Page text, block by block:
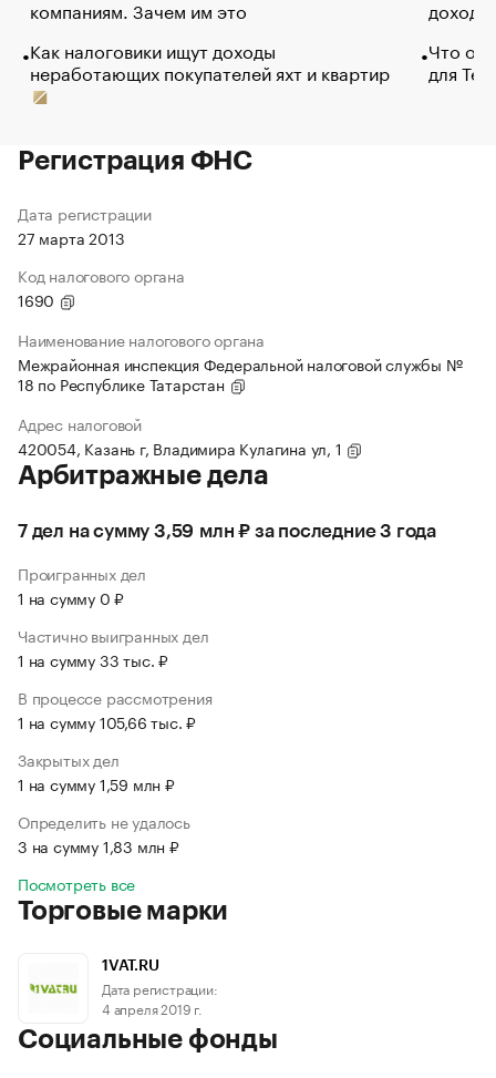
компаниям. Зачем им это
Как налоговики ищут доходы
неработающих покупателей яхт и квартир
Что
для
Регистрация ФНС
Дата регистрации
27 марта 2013
Код налогового органа
1690
Наименование налогового органа
Межрайонная инспекция Федеральной налоговой службы №
18 по Республике Татарстан
Адрес налоговой
420054, Казань г, Владимира Кулагина ул, 1
Арбитражные дела
7 дел на сумму 3,59 млн ₽ за последние 3 года
Проигранных дел
1 на сумму 0 ₽
Частично выигранных дел
1 на сумму 33 тыс. ₽
В процессе рассмотрения
1 на сумму 105,66 тыс. ₽
Закрытых дел
1 на сумму 1,59 млн ₽
Определить не удалось
3 на сумму 1,83 млн ₽
Посмотреть все
Торговые марки
1VAT.RU
Дата регистрации:
4 апреля 2019 г.
Социальные фонды